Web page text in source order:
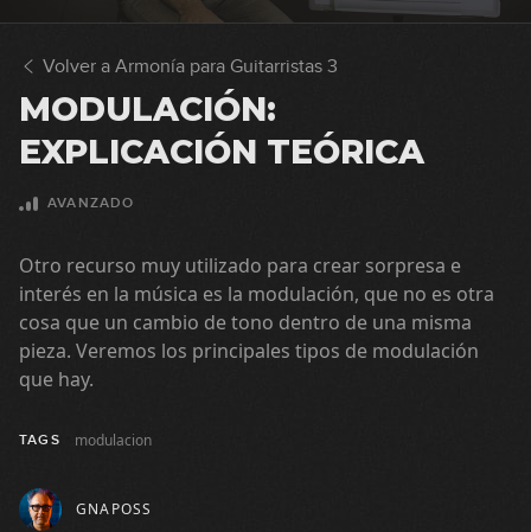
Volver a Armonía para Guitarristas 3
MODULACIÓN:
EXPLICACIÓN TEÓRICA
AVANZADO
Otro recurso muy utilizado para crear sorpresa e
interés en la música es la modulación, que no es otra
cosa que un cambio de tono dentro de una misma
pieza. Veremos los principales tipos de modulación
que hay.
TAGS modulacion
GNAPOSS
09:00
Análisis Tune Up
11
17:06
Dominantes secundarios (y
segundos menores relativos)
10:31
10:00
Dominantes secundarios no
funcionales
14